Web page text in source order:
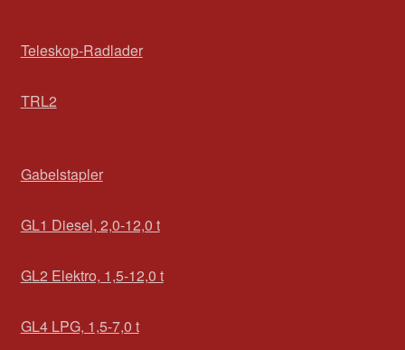
Teleskop-Radlader
TRL2
Gabelstapler
GL1 Diesel, 2,0-12,0 t
GL2 Elektro, 1,5-12,0 t
GL4 LPG, 1,5-7,0 t